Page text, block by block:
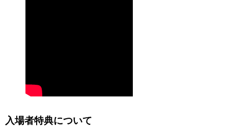
入場者特典について